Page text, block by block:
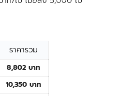
ราคารวม
8,802 บาท
10,350 บาท